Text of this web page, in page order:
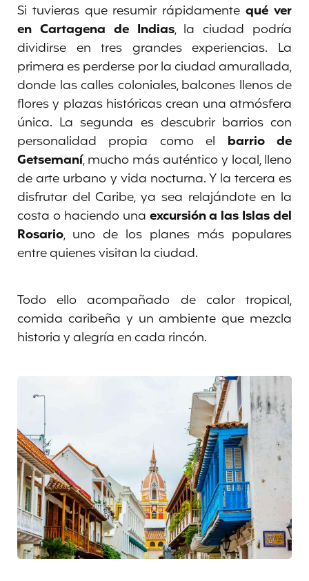
Si tuvieras que resumir rápidamentequé ver
en Cartagena de Indias, la ciudad podría
dividirse en tres grandes experiencias. La
primera es perderse por la ciudad amurallada,
donde las calles coloniales, balcones llenos de
flores y plazas históricas crean una atmósfera
única. La segunda es descubrir barrios con
personalidad propia como el barrio de
Getsemaní, mucho más auténtico y local, lleno
de arte urbano y vida nocturna. Y la tercera es
disfrutar del Caribe, ya sea relajándote en la
costa o haciendo una excursión a las Islas del
Rosario, uno de los planes más populares
entre quienes visitan la ciudad.
Todo ello acompañado de calor tropical,
comida caribeña y un ambiente que mezcla
historia y alegría en cada rincón.